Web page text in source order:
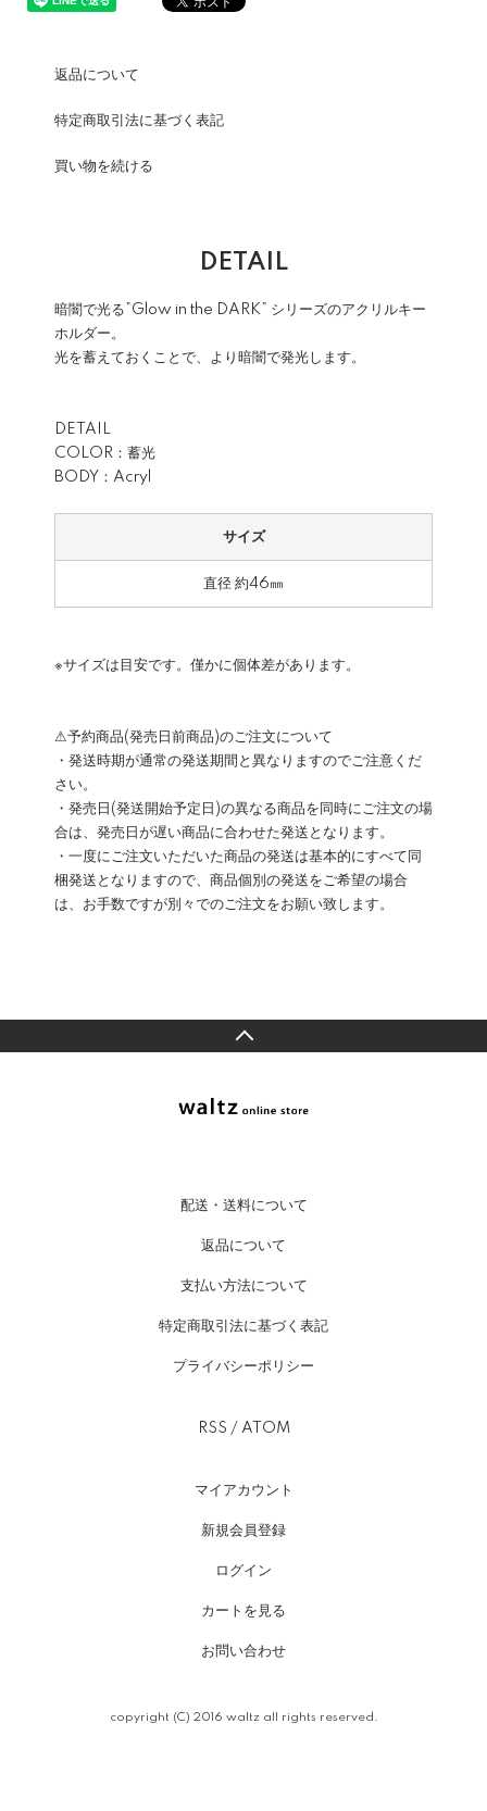
返品について
特定商取引法に基づく表記
買い物を続ける
DETAIL
暗闇で光る”Glow in the DARK” シリーズのアクリルキー
ホルダー。
光を蓄えておくことで、より暗闇で発光します。
DETAIL
COLOR：蓄光
BODY：Acryl
サイズ
直径 約46㎜
※サイズは目安です。僅かに個体差があります。
⚠予約商品(発売日前商品)のご注文について
・発送時期が通常の発送期間と異なりますのでご注意くだ
さい。
・発売日(発送開始予定日)の異なる商品を同時にご注文の場
合は、発売日が遅い商品に合わせた発送となります。
・一度にご注文いただいた商品の発送は基本的にすべて同
梱発送となりますので、商品個別の発送をご希望の場合
は、お手数ですが別々でのご注文をお願い致します。
配送・送料について
返品について
支払い方法について
特定商取引法に基づく表記
プライバシーポリシー
RSS / ATOM
マイアカウント
新規会員登録
ログイン
カートを見る
お問い合わせ
copyright (C) 2016 waltz all rights reserved.